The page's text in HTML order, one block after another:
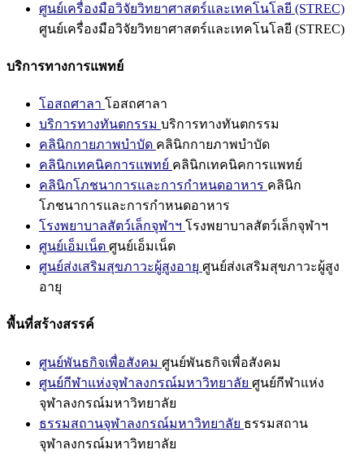
ศูนย์เครื่องมือวิจัยวิทยาศาสตร์และเทคโนโลยี (STREC)
ศูนย์เครื่องมือวิจัยวิทยาศาสตร์และเทคโนโลยี (STREC)
บริการทางการแพทย์
โอสถศาลา โอสถศาลา
บริการทางทันตกรรม บริการทางทันตกรรม
คลินิกกายภาพบำบัด คลินิกกายภาพบำบัด
คลินิกเทคนิคการแพทย์ คลินิกเทคนิคการแพทย์
คลินิกโภชนาการและการกำหนดอาหาร คลินิก
โภชนาการและการกำหนดอาหาร
โรงพยาบาลสัตว์เล็กจุฬาฯ โรงพยาบาลสัตว์เล็กจุฬาฯ
ศูนย์เอ็มเน็ต ศูนย์เอ็มเน็ต
ศูนย์ส่งเสริมสุขภาวะผู้สูงอายุ ศูนย์ส่งเสริมสุขภาวะผู้สูง
อายุ
พื้นที่สร้างสรรค์
ศูนย์พันธกิจเพื่อสังคม ศูนย์พันธกิจเพื่อสังคม
ศูนย์กีฬาแห่งจุฬาลงกรณ์มหาวิทยาลัย ศูนย์กีฬาแห่ง
จุฬาลงกรณ์มหาวิทยาลัย
ธรรมสถานจุฬาลงกรณ์มหาวิทยาลัย ธรรมสถาน
จุฬาลงกรณ์มหาวิทยาลัย